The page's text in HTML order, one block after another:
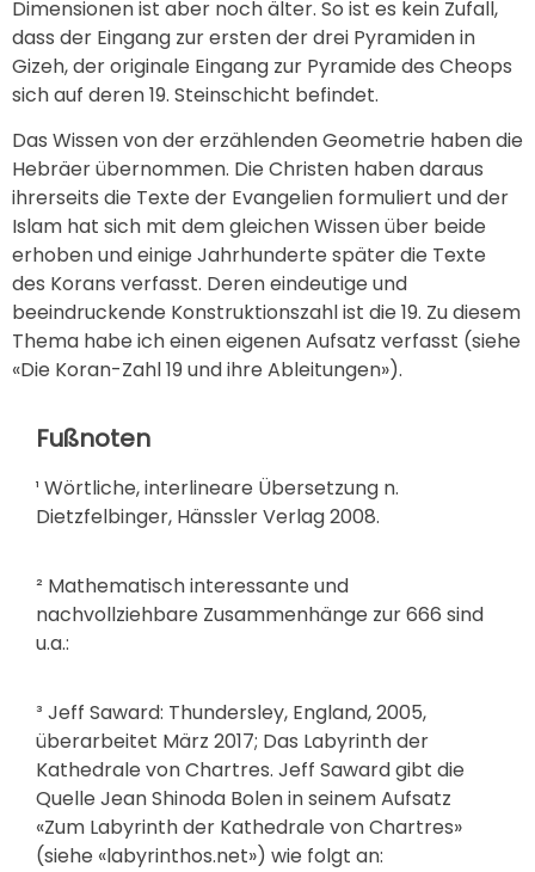
Dimensionen ist aber noch älter. So ist es kein Zufall,
dass der Eingang zur ersten der drei Pyramiden in
Gizeh, der originale Eingang zur Pyramide des Cheops
sich auf deren 19. Steinschicht befindet.
Das Wissen von der erzählenden Geometrie haben die
Hebräer übernommen. Die Christen haben daraus
ihrerseits die Texte der Evangelien formuliert und der
Islam hat sich mit dem gleichen Wissen über beide
erhoben und einige Jahrhunderte später die Texte
des Korans verfasst. Deren eindeutige und
beeindruckende Konstruktionszahl ist die 19. Zu diesem
Thema habe ich einen eigenen Aufsatz verfasst (siehe
«Die Koran-Zahl 19 und ihre Ableitungen»).
Fußnoten
¹ Wörtliche, interlineare Übersetzung n.
Dietzfelbinger, Hänssler Verlag 2008.
² Mathematisch interessante und
nachvollziehbare Zusammenhänge zur 666 sind
u.a.:
³ Jeff Saward: Thundersley, England, 2005,
überarbeitet März 2017; Das Labyrinth der
Kathedrale von Chartres. Jeff Saward gibt die
Quelle Jean Shinoda Bolen in seinem Aufsatz
«Zum Labyrinth der Kathedrale von Chartres»
(siehe «labyrinthos.net») wie folgt an: